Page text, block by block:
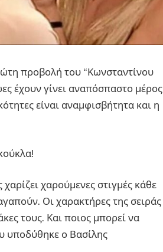
προβολή του “Κωνσταντίνου
έχουν γίνει αναπόσπαστο μέρος
είναι αναμφισβήτητα και η
χαρούμενες στιγμές κάθε
Οι χαρακτήρες της σειράς
τους. Και ποιος μπορεί να
υποδύθηκε ο Βασίλης